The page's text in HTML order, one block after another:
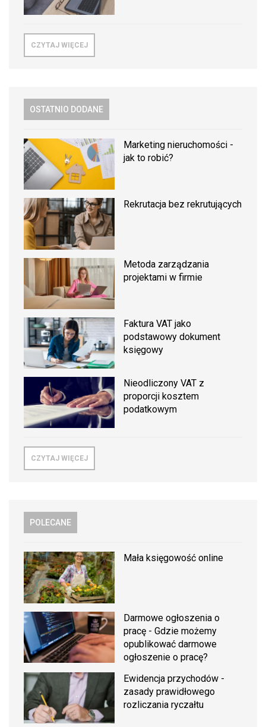
CZYTAJ WIĘCEJ
OSTATNIO DODANE
Marketing nieruchomości -
jak to robić?
Rekrutacja bez rekrutujących
Metoda zarządzania
projektami w firmie
Faktura VAT jako
podstawowy dokument
księgowy
Nieodliczony VAT z
proporcji kosztem
podatkowym
CZYTAJ WIĘCEJ
POLECANE
Mała księgowość online
Darmowe ogłoszenia o
pracę - Gdzie możemy
opublikować darmowe
ogłoszenie o pracę?
Ewidencja przychodów -
zasady prawidłowego
rozliczania ryczałtu